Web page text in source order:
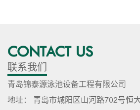
CONTACT US
联系我们
青岛锦泰源泳池设备工程有限公司
地址： 青岛市城阳区山河路702号恒